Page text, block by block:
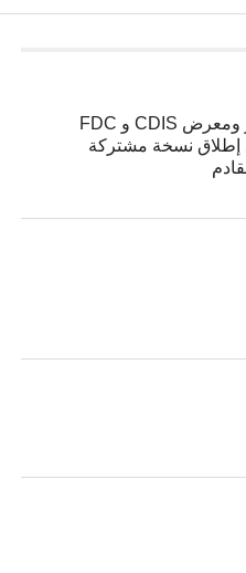
مؤتمر ومعرض CDIS و FDC
إطلاق نسخة مشتركة